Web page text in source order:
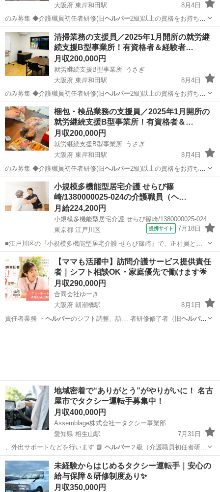
大阪府 東岸和田駅
8月4日
のみ募集 ◆介護職員初任者研修(旧ヘルパー2級)以上の資格をお持ち
で、5年以上…
大阪 岸和田市 東岸和田駅 業務
清掃業務の支援員／2025年1月開所の就労継
続支援B型事業所！有資格者＆経験者…
月収200,000円
就労継続支援B型事業所 うさぎ
大阪府 東岸和田駅
8月4日
のみ募集 ◆介護職員初任者研修(旧ヘルパー2級)以上の資格をお持ち
で、5年以上…
大阪 岸和田市 東岸和田駅 清掃
梱包・検品業務の支援員／2025年1月開所の
就労継続支援B型事業所！有資格者＆…
月収200,000円
就労継続支援B型事業所 うさぎ
大阪府 東岸和田駅
8月4日
のみ募集 ◆介護職員初任者研修(旧ヘルパー2級)以上の資格をお持ち
で、5年以上…
大阪 岸和田市 東岸和田駅 その他
小規模多機能型居宅介護 せらび篠
崎/1380000025-024の介護職員（ヘ…
月給224,200円
小規模多機能型居宅介護 せらび篠崎/1380000025-024
東京都 江戸川区
提携サイト 7月18日
■江戸川区の『小規模多機能型居宅介護 せらび篠崎』で、正社員とし
て新しい一歩を踏み出しませんか？ 【一つでもピンときたら、ぜひ私
たちの仲間へ！】 〇生活リズムを崩さず、日勤のみで身体を労わりな
がら働きたい 〇残業少なめ×休...
東京 江戸川区 ホームヘルパー
【ママも活躍中】訪問介護サービス提供責任
者｜シフト相談OK・家庭優先で働けます🌟
月収290,000円
合同会社ゆーき
大阪府 朝潮橋駅
8月1日
責任者業務 ・ ヘルパーのシフト調整、訪… 者研修修了者（旧ヘルパー
地域密着で“ありがとう”がやりがいに！ 名古
屋市でタクシー運転手募集中！
月収400,000円
Assemblage株式会社ータクシー事業部
愛知県 相生山駅
7月31日
、外出サポートなどを行います 📘 ヘルパー２級（介護職員初任者研
修）資格取得も…
愛知 名古屋市 相生山駅 ドライバー
タクシードライバー
未経験からはじめるタクシー運転手｜安心の
給与保障＆研修制度あり✨
月収350,000円